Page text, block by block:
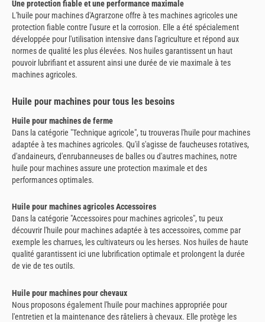
Une protection fiable et une performance maximale
L'huile pour machines d'Agrarzone offre à tes machines agricoles une
protection fiable contre l'usure et la corrosion. Elle a été spécialement
développée pour l'utilisation intensive dans l'agriculture et répond aux
normes de qualité les plus élevées. Nos huiles garantissent un haut
pouvoir lubrifiant et assurent ainsi une durée de vie maximale à tes
machines agricoles.
Huile pour machines pour tous les besoins
Huile pour machines de ferme
Dans la catégorie "Technique agricole", tu trouveras l'huile pour machines
adaptée à tes machines agricoles. Qu'il s'agisse de faucheuses rotatives,
d'andaineurs, d'enrubanneuses de balles ou d'autres machines, notre
huile pour machines assure une protection maximale et des
performances optimales.
Huile pour machines agricoles Accessoires
Dans la catégorie "Accessoires pour machines agricoles", tu peux
découvrir l'huile pour machines adaptée à tes accessoires, comme par
exemple les charrues, les cultivateurs ou les herses. Nos huiles de haute
qualité garantissent ici une lubrification optimale et prolongent la durée
de vie de tes outils.
Huile pour machines pour chevaux
Nous proposons également l'huile pour machines appropriée pour
l'entretien et la maintenance des râteliers à chevaux. Elle protège les